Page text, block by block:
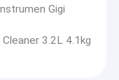
Gigi
3.2L 4.1kg